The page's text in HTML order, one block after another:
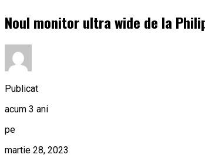
Noul monitor ultra wide de la
Publicat
acum 3 ani
pe
martie 28, 2023